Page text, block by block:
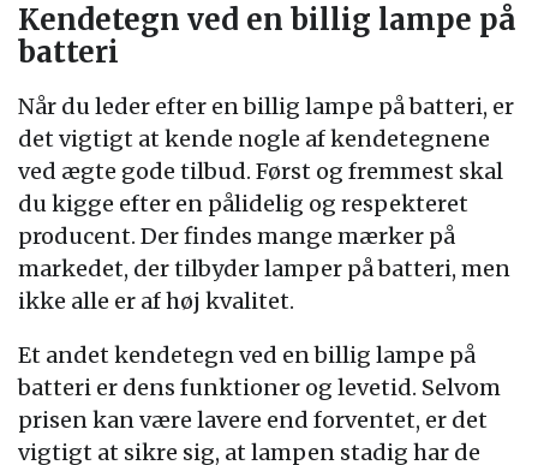
Kendetegn ved en billig lampe på
batteri
Når du leder efter en billig lampe på batteri, er
det vigtigt at kende nogle af kendetegnene
ved ægte gode tilbud. Først og fremmest skal
du kigge efter en pålidelig og respekteret
producent. Der findes mange mærker på
markedet, der tilbyder lamper på batteri, men
ikke alle er af høj kvalitet.
Et andet kendetegn ved en billig lampe på
batteri er dens funktioner og levetid. Selvom
prisen kan være lavere end forventet, er det
vigtigt at sikre sig, at lampen stadig har de